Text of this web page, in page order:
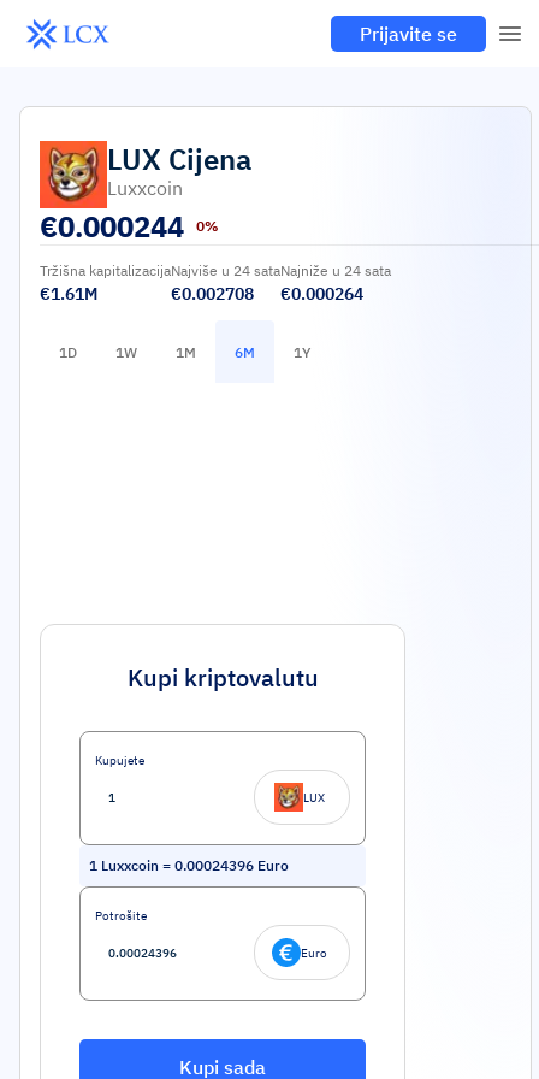
Prijavite se
LUX Cijena
Luxxcoin
€0.000244 0%
Tržišna kapitalizacija
€1.61M
Najviše u 24 sata
€0.002708
Najniže u 24 sata
€0.000264
1D 1W 1M 6M 1Y
Kupi kriptovalutu
Kupujete
LUX
1 Luxxcoin = 0.00024396 Euro
Potrošite
Euro
Kupi sada